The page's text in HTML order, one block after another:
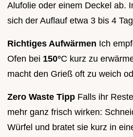
Alufolie oder einem Deckel ab.
sich der Auflauf etwa 3 bis 4
Richtiges Aufwärmen Ich
Ofen bei 150°C kurz zu
macht den Grieß oft zu weich
Zero Waste Tipp Falls ihr
mehr ganz frisch wirken:
Würfel und bratet sie kurz in